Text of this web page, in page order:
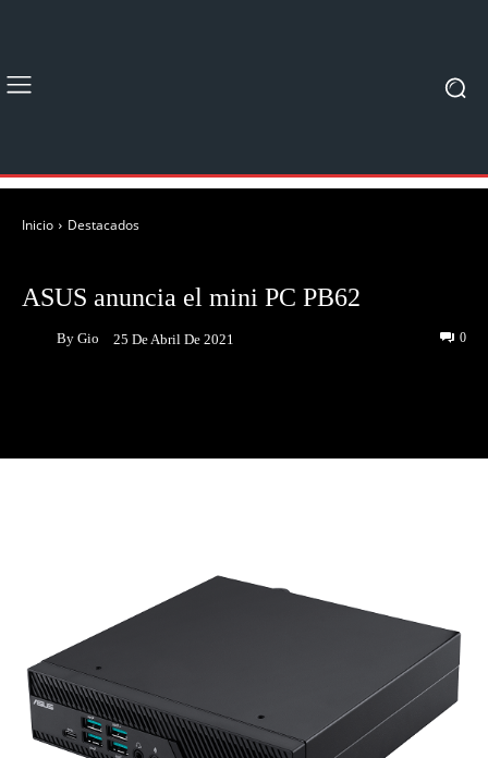
Inicio Destacados
ASUS anuncia el mini PC PB62
By Gio 25 De Abril De 2021 0